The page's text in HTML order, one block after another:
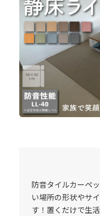
防音タイルカーペ
い場所の形状やサ
す！置くだけで生